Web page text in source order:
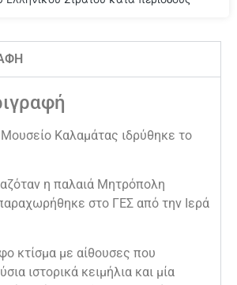
Καλαμάτας ιδρύθηκε το
η παλαιά Μητρόπολη
στο ΓΕΣ από την Ιερά
κτίσμα με αίθουσες που
ιστορικά κειμήλια και μία